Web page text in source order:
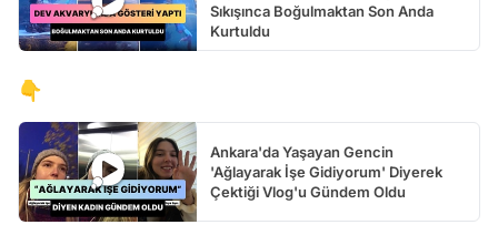
Sıkışınca Boğulmaktan Son Anda
Kurtuldu
👇
Ankara'da Yaşayan Gencin
'Ağlayarak İşe Gidiyorum' Diyerek
Çektiği Vlog'u Gündem Oldu